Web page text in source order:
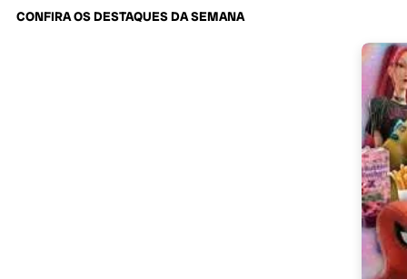
CONFIRA OS DESTAQUES DA SEMANA